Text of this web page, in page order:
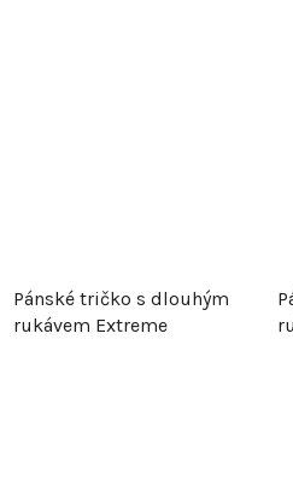
Pánské tričko s dlouhým
rukávem Extreme